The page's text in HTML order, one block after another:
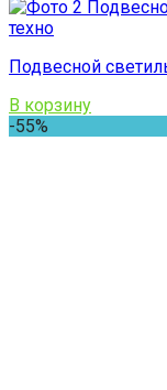
Подвесной
В корзину
-55%